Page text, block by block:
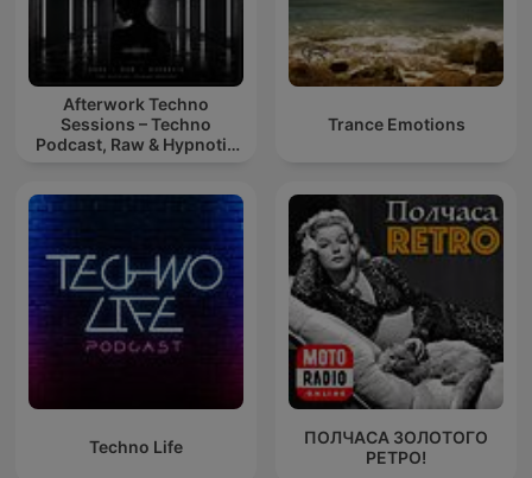
Afterwork Techno
Sessions – Techno
Podcast, Raw & Hypnotic
Trance Emotions
Techno Life
ПОЛЧАСА ЗОЛОТОГО
РЕТРО!